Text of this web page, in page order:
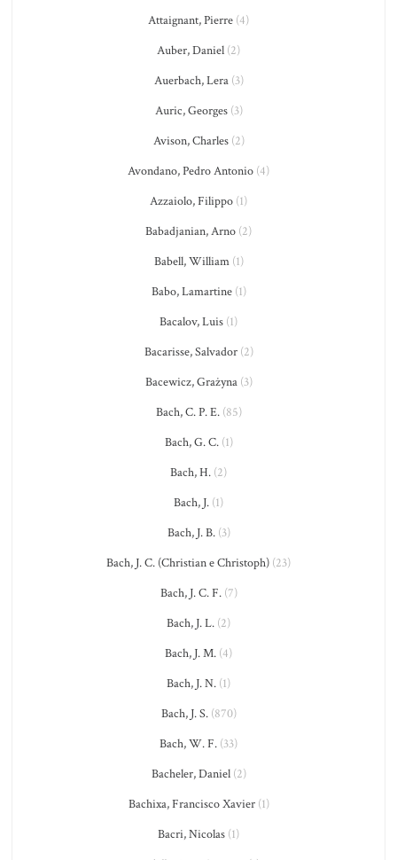
Attaignant, Pierre (4)
Auber, Daniel (2)
Auerbach, Lera(3)
Auric, Georges(3)
Avison, Charles(2)
Avondano, Pedro Antonio (4)
Azzaiolo, Filippo (1)
Babadjanian, Arno (2)
Babell, William(1)
Babo, Lamartine(1)
Bacalov, Luis (1)
Bacarisse, Salvador(2)
Bacewicz, Grażyna(3)
Bach, C. P. E.(85)
Bach, G. C.(1)
Bach, H. (2)
Bach, J. (1)
Bach, J. B.(3)
Bach, J. C. (Christian e Christoph) (23)
Bach, J. C. F.(7)
Bach, J. L. (2)
Bach, J. M. (4)
Bach, J. N. (1)
Bach, J. S.(870)
Bach, W. F. (33)
Bacheler, Daniel(2)
Bachixa, Francisco Xavier(1)
Bacri, Nicolas (1)